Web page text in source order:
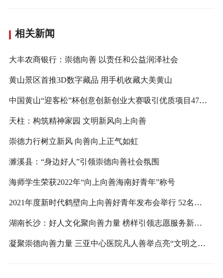
相关新闻
大丰农商银行：崇德向善 以责任和公益润泽社会
黄山景区首推3D数字藏品 用手机收藏大美黄山
中国黄山“迎客松”杯创意创新创业大赛吸引优质项目474个
天柱：构筑精神家园 文明新风向上向善
崇德力行树立新风 向善向上正气如虹
濉溪县：“身边好人”引领崇德向善社会氛围
海师学生荣获2022年“向上向善海南好青年”称号
2021年度新时代鹤壁向上向善好青年发布会举行 52名优秀青年受表彰
湖南长沙：好人文化聚向善力量 榜样引领志愿服务新风尚
凝聚崇德向善力量 三亚中心医院凡人善举点亮“文明之光”